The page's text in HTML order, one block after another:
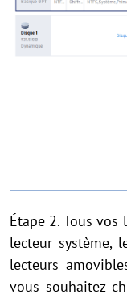
Étape 2. Tous
lecteur système,
lecteurs
vous souhaitez